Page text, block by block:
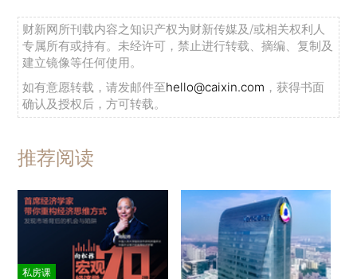
财新网所刊载内容之知识产权为财新传媒及/或相关权利人
专属所有或持有。未经许可，禁止进行转载、摘编、复制及
建立镜像等任何使用。
如有意愿转载，请发邮件至hello@caixin.com ，获得书面
确认及授权后，方可转载。
推荐阅读
私房课